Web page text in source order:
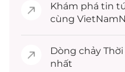
Khám phá tin
cùng
Dòng chảy
nhất